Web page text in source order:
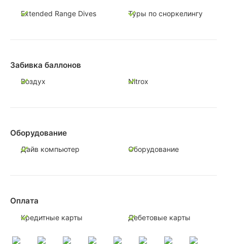
Extended Range Dives Туры по сноркелингу
Забивка баллонов
Воздух Nitrox
Оборудование
Дайв компьютер Оборудование
Оплата
Кредитные карты Дебетовые карты